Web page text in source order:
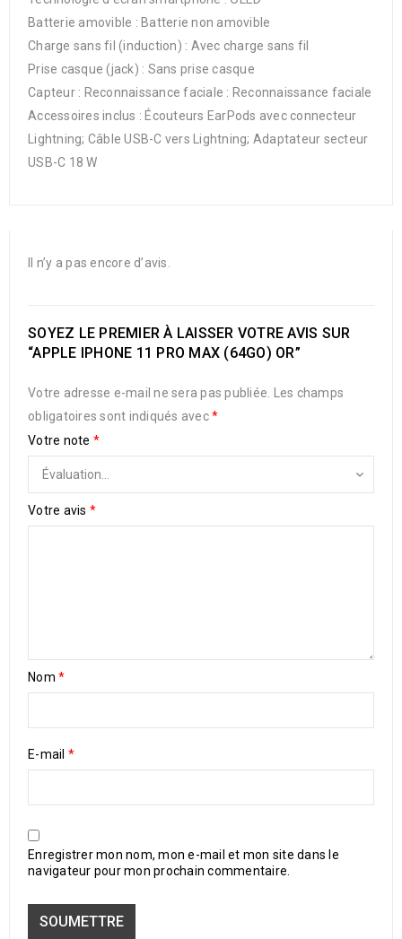
Batterie amovible : Batterie non amovible
Charge sans fil (induction) : Avec charge sans fil
Prise casque (jack) : Sans prise casque
Capteur : Reconnaissance faciale : Reconnaissance faciale
Accessoires inclus : Écouteurs EarPods avec connecteur
Lightning; Câble USB-C vers Lightning; Adaptateur secteur
USB-C 18 W
Il n’y a pas encore d’avis.
SOYEZ LE PREMIER À LAISSER VOTRE AVIS SUR
“APPLE IPHONE 11 PRO MAX (64GO) OR”
Votre adresse e-mail ne sera pas publiée.
Les champs
obligatoires sont indiqués avec*
Votre note *
Votre avis *
Nom *
E-mail *
Enregistrer mon nom, mon e-mail et mon site dans le
navigateur pour mon prochain commentaire.